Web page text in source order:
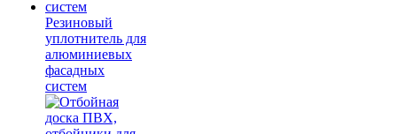
Резиновый
уплотнитель для
алюминиевых
фасадных
систем